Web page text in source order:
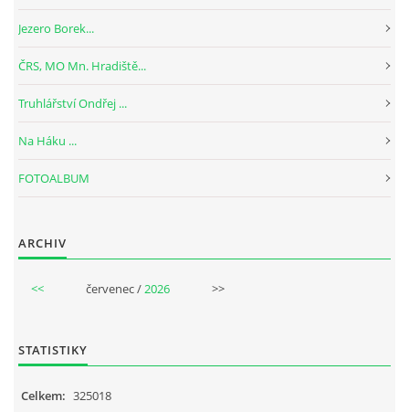
Jezero Borek...
ČRS, MO Mn. Hradiště...
Truhlářství Ondřej ...
Na Háku ...
FOTOALBUM
ARCHIV
<< červenec / 2026 >>
STATISTIKY
Celkem: 325018